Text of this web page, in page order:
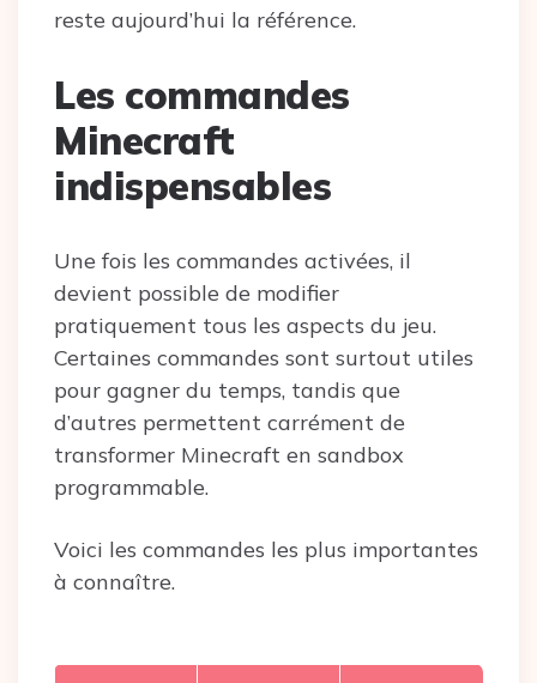
reste aujourd’hui la référence.
Les commandes
Minecraft
indispensables
Une fois les commandes activées, il
devient possible de modifier
pratiquement tous les aspects du jeu.
Certaines commandes sont surtout utiles
pour gagner du temps, tandis que
d’autres permettent carrément de
transformer Minecraft en sandbox
programmable.
Voici les commandes les plus importantes
à connaître.